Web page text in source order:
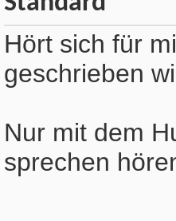
Hört sich für
geschrieben
Nur mit dem
sprechen